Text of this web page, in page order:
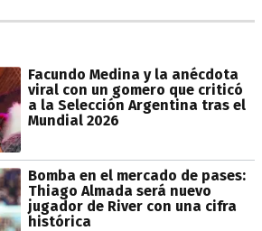
Facundo Medina y la anécdota
viral con un gomero que criticó
a la Selección Argentina tras el
Mundial 2026
Bomba en el mercado de pases:
Thiago Almada será nuevo
jugador de River con una cifra
histórica